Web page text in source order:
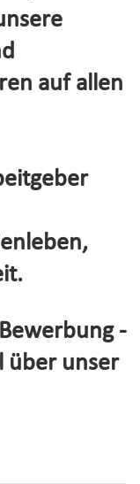
auf allen
-
über unser